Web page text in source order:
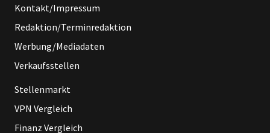
Kontakt/Impressum
Redaktion/Terminredaktion
Werbung/Mediadaten
Verkaufsstellen
Stellenmarkt
VPN Vergleich
Finanz Vergleich